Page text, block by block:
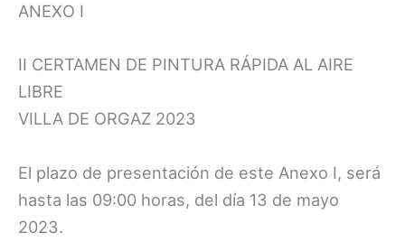
ANEXO I
II CERTAMEN DE PINTURA RÁPIDA AL AIRE
LIBRE
VILLA DE ORGAZ 2023
El plazo de presentación de este Anexo I, será
hasta las 09:00 horas, del día 13 de mayo
2023.